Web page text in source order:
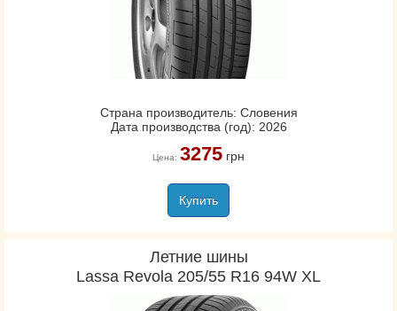
Страна производитель: Словения
Дата производства (год): 2026
Цена: 3275грн
Купить
Летние шины
Lassa Revola 205/55 R16 94W XL